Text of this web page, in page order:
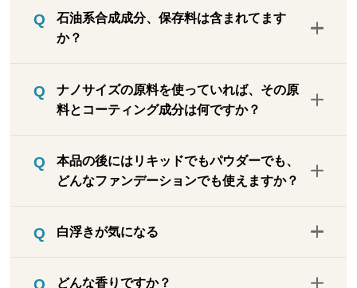
チタンを配合しています。
石油系合成成分、保存料は含まれてます
か？
ナノサイズの原料を使っていれば、その原
料とコーティング成分は何ですか？
ーティング剤は「水酸化アルミニウム」、
「イソステアリン酸」です。
本品の後にはリキッドでもパウダーでも、
どんなファンデーションでも使えますか？
ンデーションを重ねると石鹸洗顔で落ちに
レンジング剤を使用してください。
白浮きが気になる
どんな香りですか？